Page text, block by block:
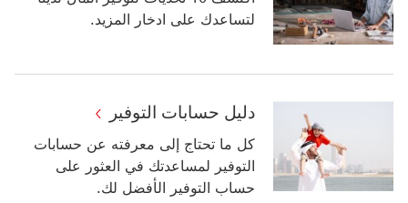
لتساعدك على ادخار المزيد.
دليل حسابات التوفير
كل ما تحتاج إلى معرفته عن حسابات
التوفير لمساعدتك في العثور على
حساب التوفير الأفضل لك.